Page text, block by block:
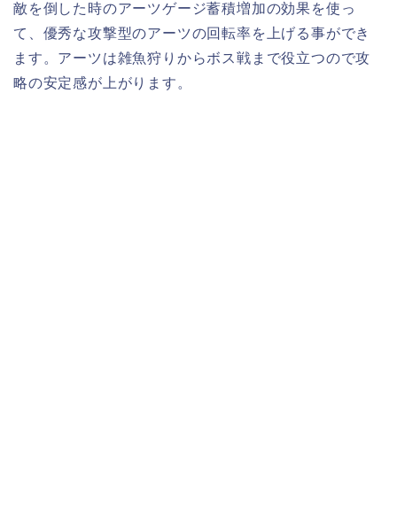
敵を倒した時のアーツゲージ蓄積増加の効果を使っ
て、優秀な攻撃型のアーツの回転率を上げる事ができ
ます。アーツは雑魚狩りからボス戦まで役立つので攻
略の安定感が上がります。